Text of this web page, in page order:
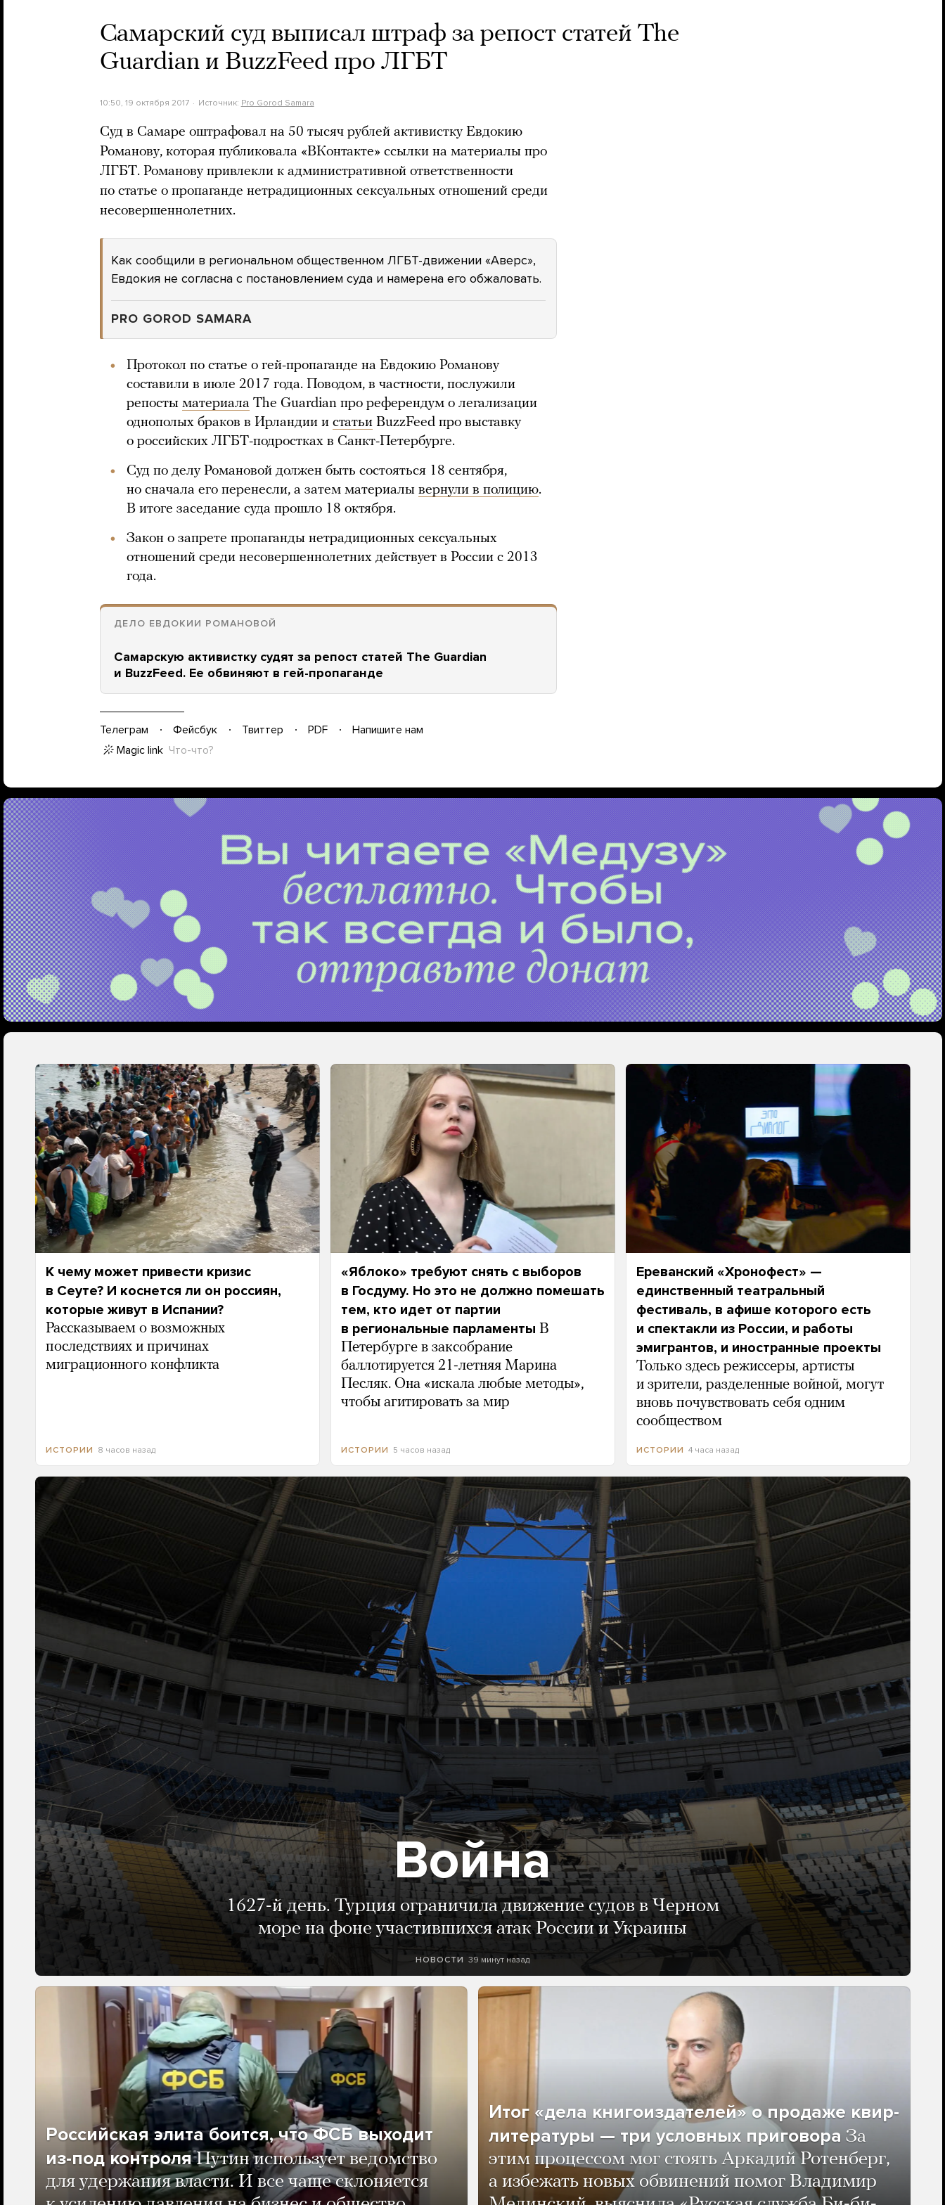
Самарский суд выписал штраф за репост статей The
Guardian и BuzzFeed про ЛГБТ
10:50, 19 октября 2017 Источник: Pro Gorod Samara
Суд в Самаре оштрафовал на 50 тысяч рублей активистку Евдокию
Романову, которая публиковала «ВКонтакте» ссылки на материалы про
ЛГБТ. Романову привлекли к административной ответственности
по статье о пропаганде нетрадиционных сексуальных отношений среди
несовершеннолетних.
Как сообщили в региональном общественном ЛГБТ-движении «Аверс»,
Евдокия не согласна с постановлением суда и намерена его обжаловать.
PRO GOROD SAMARA
Протокол по статье о гей-пропаганде на Евдокию Романову
составили в июле 2017 года. Поводом, в частности, послужили
репосты материала The Guardian про референдум о легализации
однополых браков в Ирландии и статьи BuzzFeed про выставку
о российских ЛГБТ-подростках в Санкт-Петербурге.
Суд по делу Романовой должен быть состояться 18 сентября,
но сначала его перенесли, а затем материалы вернули в полицию.
В итоге заседание суда прошло 18 октября.
Закон о запрете пропаганды нетрадиционных сексуальных
отношений среди несовершеннолетних действует в России с 2013
года.
ДЕЛО ЕВДОКИИ РОМАНОВОЙ
Самарскую активистку судят за репост статей The Guardian
и BuzzFeed. Ее обвиняют в гей-пропаганде
Телеграм Фейсбук Твиттер PDF
Напишите нам
Magic link Что-что?
К чему может привести кризис
в Сеуте? И коснется ли он россиян,
которые живут в Испании?
Рассказываем о возможных
последствиях и причинах
миграционного конфликта
ИСТОРИИ 8 часов назад
«Яблоко» требуют снять с выборов
в Госдуму. Но это не должно помешать
тем, кто идет от партии
в региональные парламенты В
Петербурге в заксобрание
баллотируется 21-летняя Марина
Песляк. Она «искала любые методы»,
чтобы агитировать за мир
ИСТОРИИ 5 часов назад
Ереванский «Хронофест» —
единственный театральный
фестиваль, в афише которого есть
и спектакли из России, и работы
эмигрантов, и иностранные проекты
Только здесь режиссеры, артисты
и зрители, разделенные войной, могут
вновь почувствовать себя одним
сообществом
ИСТОРИИ 4 часа назад
Война
1627-й день. Турция ограничила движение судов в Черном
море на фоне участившихся атак России и Украины
НОВОСТИ 39 минут назад
Российская элита боится, что ФСБ выходит
из-под контроля Путин использует ведомство
для удержания власти. И все чаще склоняется
Итог «дела книгоиздателей» о продаже квир-
литературы — три условных приговора За
этим процессом мог стоять Аркадий Ротенберг,
а избежать новых обвинений помог Владимир